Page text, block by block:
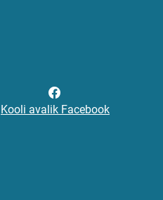
Kooli avalik Facebook